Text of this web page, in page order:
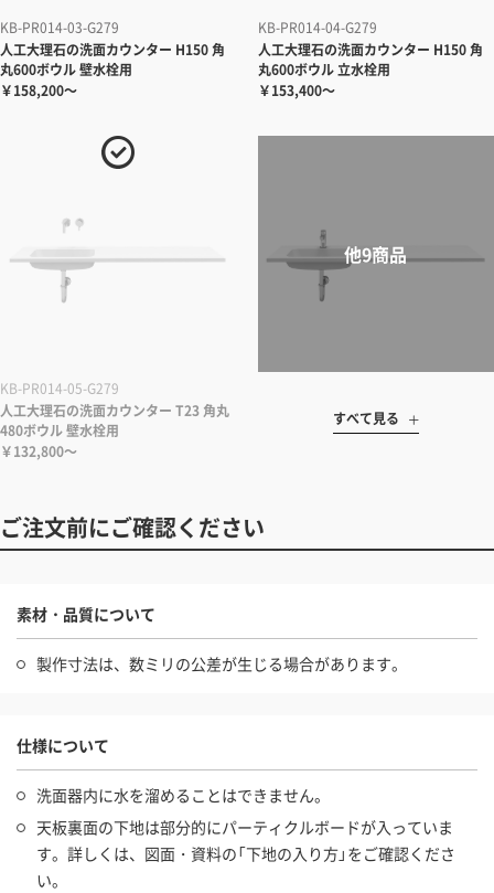
KB-PR014-03-G279
人工大理石の洗面カウンター H150 角
丸600ボウル 壁水栓用
￥158,200～
KB-PR014-04-G279
人工大理石の洗面カウンター H150 角
丸600ボウル 立水栓用
￥153,400～
KB-PR014-05-G279
人工大理石の洗面カウンター T23 角丸
480ボウル 壁水栓用
￥132,800～
すべて見る
ご注文前にご確認ください
素材・品質について
製作寸法は、数ミリの公差が生じる場合があります。
仕様について
洗面器内に水を溜めることはできません。
天板裏面の下地は部分的にパーティクルボードが入っていま
す。詳しくは、図面・資料の「下地の入り方」をご確認くださ
い。